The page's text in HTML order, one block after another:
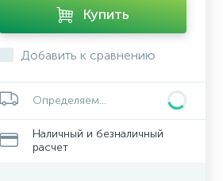
Купить
Добавить к сравнению
Определяем...
Наличный и безналичный
расчет